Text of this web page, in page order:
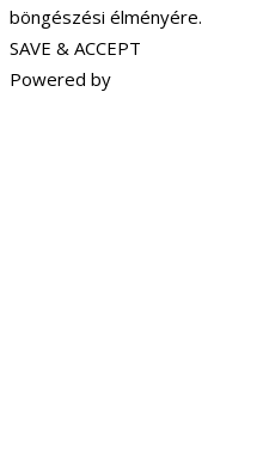
böngészési élményére.
SAVE & ACCEPT
Powered by